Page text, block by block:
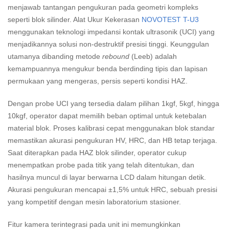
menjawab tantangan pengukuran pada geometri kompleks
seperti blok silinder. Alat Ukur Kekerasan NOVOTEST T-U3
menggunakan teknologi impedansi kontak ultrasonik (UCI) yang
menjadikannya solusi non-destruktif presisi tinggi. Keunggulan
utamanya dibanding metode rebound (Leeb) adalah
kemampuannya mengukur benda berdinding tipis dan lapisan
permukaan yang mengeras, persis seperti kondisi HAZ.
Dengan probe UCI yang tersedia dalam pilihan 1kgf, 5kgf, hingga
10kgf, operator dapat memilih beban optimal untuk ketebalan
material blok. Proses kalibrasi cepat menggunakan blok standar
memastikan akurasi pengukuran HV, HRC, dan HB tetap terjaga.
Saat diterapkan pada HAZ blok silinder, operator cukup
menempatkan probe pada titik yang telah ditentukan, dan
hasilnya muncul di layar berwarna LCD dalam hitungan detik.
Akurasi pengukuran mencapai ±1,5% untuk HRC, sebuah presisi
yang kompetitif dengan mesin laboratorium stasioner.
Fitur kamera terintegrasi pada unit ini memungkinkan